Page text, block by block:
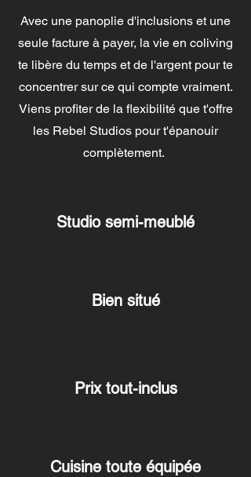
Avec une panoplie d'inclusions et une
seule facture à payer, la vie en coliving
te libère du temps et de l'argent pour te
concentrer sur ce qui compte vraiment.
Viens profiter de la flexibilité que t'offre
les Rebel Studios pour t'épanouir
complètement.
Studio semi-meublé
Bien situé
Prix tout-inclus
Cuisine toute équipée